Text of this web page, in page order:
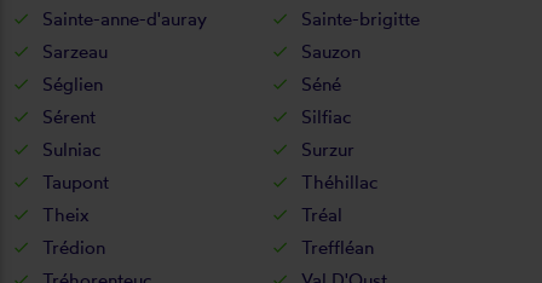
Sainte-anne-d'auray
Sainte-brigitte
Sarzeau
Sauzon
Séglien
Séné
Sérent
Silfiac
Sulniac
Surzur
Taupont
Théhillac
Theix
Tréal
Trédion
Treffléan